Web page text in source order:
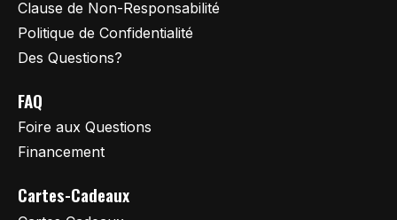
Clause de Non-Responsabilité
Politique de Confidentialité
Des Questions?
FAQ
Foire aux Questions
Financement
Cartes-Cadeaux